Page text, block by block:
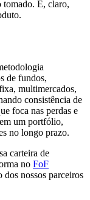
tomado. E, claro,
de fundos,
multimercados,
consistência de
foca nas perdas e
um portfólio,
no longo prazo.
carteira de
no FoF
dos nossos parceiros